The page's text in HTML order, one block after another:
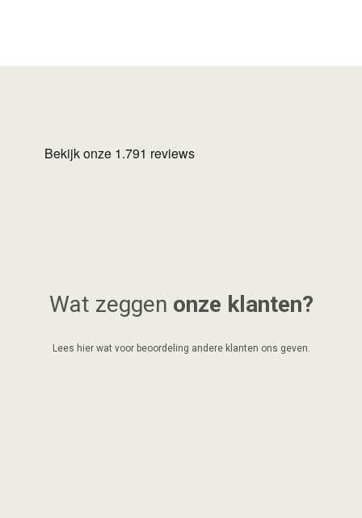
Wat zeggen onze klanten?
Lees hier wat voor beoordeling andere klanten ons geven.